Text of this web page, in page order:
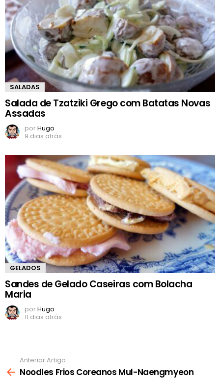
SALADAS
Salada de Tzatziki Grego com Batatas Novas
Assadas
porHugo
9 dias atrás
GELADOS
Sandes de Gelado Caseiras com Bolacha
Maria
porHugo
11 dias atrás
mais
Anterior Artigo
Noodles Frios Coreanos Mul-Naengmyeon